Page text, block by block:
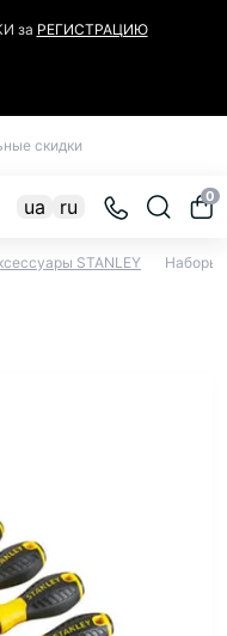
за РЕГИСТРАЦИЮ
скидки
ua ru 0
STANLEY Наборы